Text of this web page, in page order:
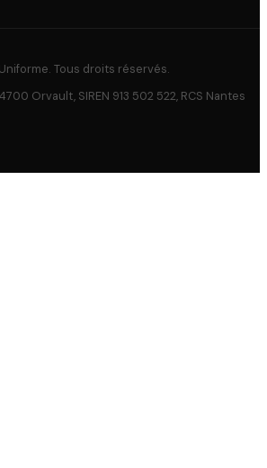
Uniforme. Tous droits réservés.
Orvault, SIREN 913 502 522, RCS Nantes